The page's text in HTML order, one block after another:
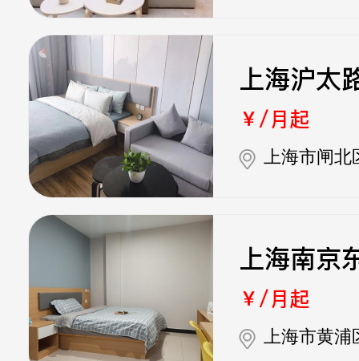
上海沪太
￥/月起
上海市闸北
上海南京
￥/月起
上海市黄浦